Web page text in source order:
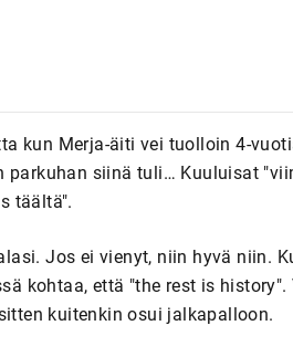
kun Merja-äiti vei tuolloin 4-
siinä tuli… Kuuluisat
täältä".
Jos ei vienyt, niin hyvä niin.
kohtaa, että "the rest is history".
kuitenkin osui jalkapalloon.